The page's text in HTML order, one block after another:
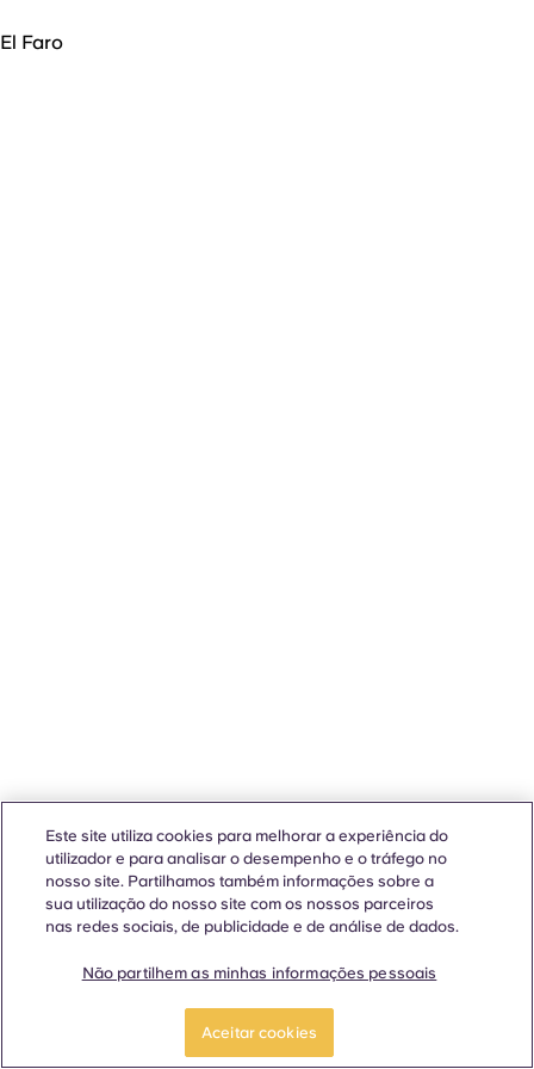
El Faro
Este site utiliza cookies para melhorar a experiência do
utilizador e para analisar o desempenho e o tráfego no
nosso site. Partilhamos também informações sobre a
sua utilização do nosso site com os nossos parceiros
nas redes sociais, de publicidade e de análise de dados.
Não partilhem as minhas informações pessoais
Aceitar cookies